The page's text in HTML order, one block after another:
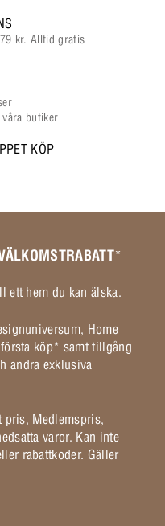
kr. Alltid gratis
butiker
KÖP
*
ett hem du kan älska.
Home
köp* samt tillgång
andra exklusiva
pris, Medlemspris,
varor. Kan inte
rabattkoder. Gäller